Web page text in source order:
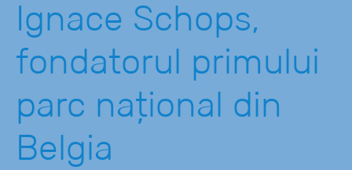
Ignace Schops,
fondatorul primului
parc național din
Belgia